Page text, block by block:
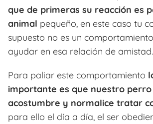
que de primeras su reacción es
animal pequeño, en este caso tu
supuesto no es un
ayudar en esa relación de amistad.
Para paliar este comportamiento
importante es que nuestro perro
acostumbre y normalice tratar
para ello el día a día, el ser